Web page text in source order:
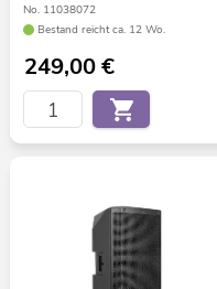
No. 11038072
Bestand reicht ca. 12 Wo.
249,00€